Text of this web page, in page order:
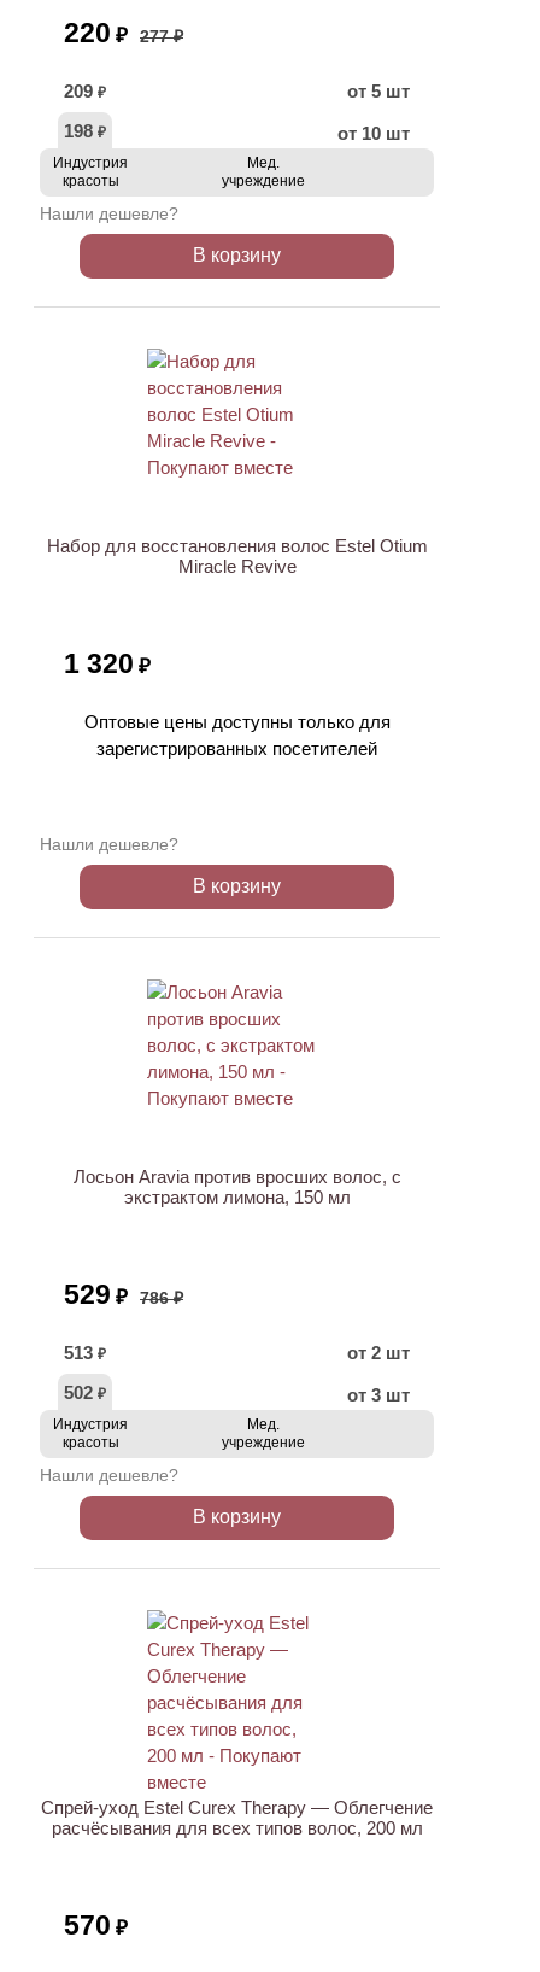
220 ₽ 277 ₽
209 ₽
от 5 шт
198 ₽ от 10 шт
Индустрия
красоты
Мед.
учреждение
Нашли дешевле?
В корзину
Набор для восстановления волос Estel Otium
Miracle Revive
1 320 ₽
Оптовые цены доступны только для
зарегистрированных посетителей
Нашли дешевле?
В корзину
Лосьон Aravia против вросших волос, с
экстрактом лимона, 150 мл
529 ₽ 786 ₽
513 ₽
от 2 шт
502 ₽ от 3 шт
Индустрия
красоты
Мед.
учреждение
Нашли дешевле?
В корзину
Спрей-уход Estel Curex Therapy — Облегчение
расчёсывания для всех типов волос, 200 мл
570 ₽